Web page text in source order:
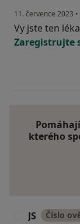
11. července 2023 •
Vy jste ten
Zaregistrujte
kterého
JS Číslo